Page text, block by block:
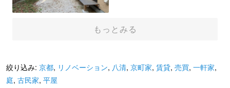
もっとみる
絞り込み: 京都, リノベーション, 八清, 京町家, 賃貸, 売買, 一軒家,
庭, 古民家, 平屋